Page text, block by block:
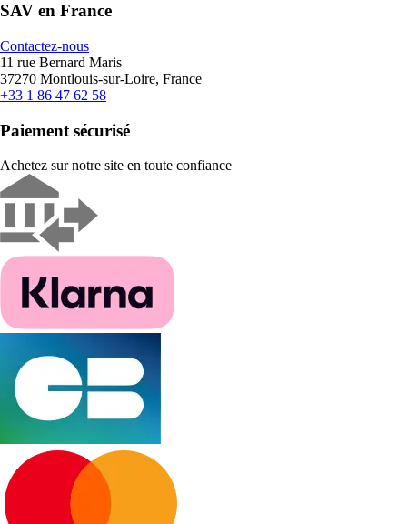
SAV en France
Contactez-nous
11 rue Bernard Maris
37270 Montlouis-sur-Loire, France
+33 1 86 47 62 58
Paiement sécurisé
Achetez sur notre site en toute confiance